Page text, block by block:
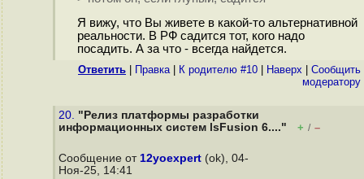
Я вижу, что Вы живете в какой-то альтернативной
реальности. В РФ садится тот, кого надо
посадить. А за что - всегда найдется.
Ответить Правка| К родителю #10 Наверх
Cообщить
модератору
20. "Релиз платформы разработки
информационных систем lsFusion 6...."
+ / –
Сообщение от 12yoexpert (ok), 04-
Ноя-25, 14:41